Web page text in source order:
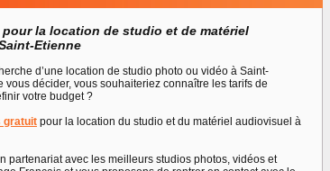
la location de studio et de matériel
Etienne
d’une location de studio photo ou vidéo à Saint-
vous décider, vous souhaiteriez connaître les tarifs de
votre budget ?
gratuit pour la location du studio et du matériel audiovisuel à
partenariat avec les meilleurs studios photos, vidéos et